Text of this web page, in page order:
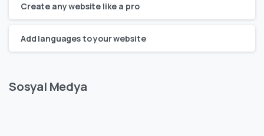
Create any website like a pro
Add languages to your website
Sosyal Medya